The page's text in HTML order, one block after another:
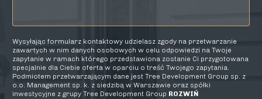
Wysyłając formularz kontaktowy udzielasz zgody na przetwarzanie
zawartych w nim danych osobowych w celu odpowiedzi na Twoje
zapytanie w ramach którego przedstawiona zostanie Ci przygotowana
specjalnie dla Ciebie oferta w oparciu o treść Twojego zapytania.
Podmiotem przetwarzającym dane jest Tree Development Group sp. z
o.o. Management sp. k. z siedzibą w Warszawie oraz spółki
inwestycyjne z grupy Tree Development Group ROZWIŃ